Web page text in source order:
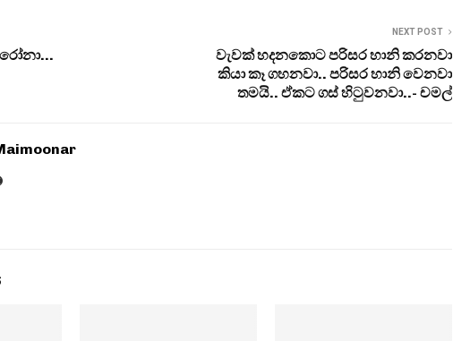
NEXT POST
වැවක් හදනකොට පරිසර හානි කරනවා
කියා කෑ ගහනවා.. පරිසර හානි වෙනවා
තමයි.. ඒකට ගස් හිටුවනවා..- චමල්